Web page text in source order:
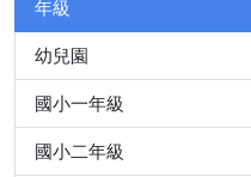
年級
幼兒園
國小一年級
國小二年級